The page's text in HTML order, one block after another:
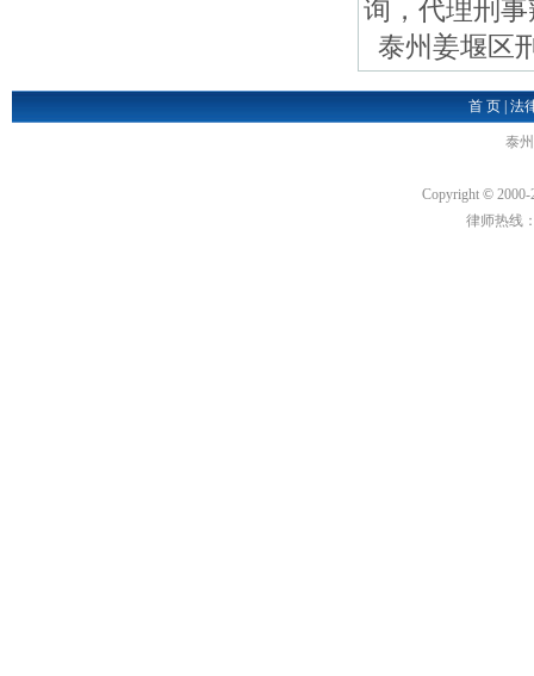
询，代理刑
泰州姜堰区
首 页| 法
泰
Copyright ©
律师热线